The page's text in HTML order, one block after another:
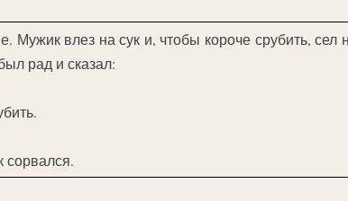
Мужик влез на сук и, чтобы короче срубить, сел
рад и сказал:
сорвался.